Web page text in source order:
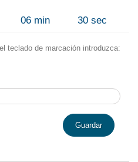
06 min 30 sec
teclado de marcación introduzca:
Guardar